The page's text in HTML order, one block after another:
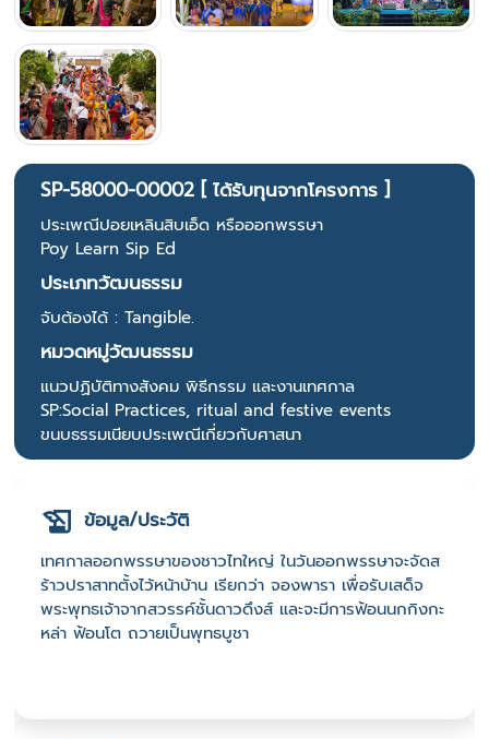
SP-58000-00002 [ ได้รับทุนจากโครงการ ]
ประเพณีปอยเหลินสิบเอ็ด หรือออกพรรษา
Poy Learn Sip Ed
ประเภทวัฒนธรรม
จับต้องได้ : Tangible.
หมวดหมู่วัฒนธรรม
แนวปฏิบัติทางสังคม พิธีกรรม และงานเทศกาล
SP:Social Practices, ritual and festive events
ขนบธรรมเนียบประเพณีเกี่ยวกับศาสนา
ข้อมูล/ประวัติ
เทศกาลออกพรรษาของชาวไทใหญ่ ในวันออกพรรษาจะจัดส
ร้าวปราสาทตั้งไว้หน้าบ้าน เรียกว่า จองพารา เพื่อรับเสด็จ
พระพุทธเจ้าจากสวรรค์ชั้นดาวดึงส์ และจะมีการฟ้อนนกกิงกะ
หล่า ฟ้อนโต ถวายเป็นพุทธบูชา